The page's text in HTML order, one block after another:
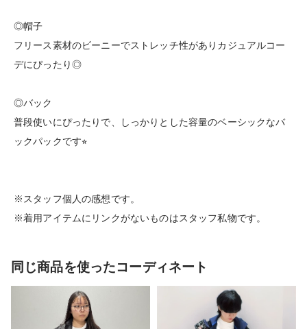
◎帽子
フリース素材のビーニーでストレッチ性がありカジュアルコー
デにぴったり◎
◎バック
普段使いにぴったりで、しっかりとした容量のベーシックなバ
ックパックです⭐︎
※スタッフ個人の感想です。
※着用アイテムにリンクがないものはスタッフ私物です。
同じ商品を使ったコーディネート